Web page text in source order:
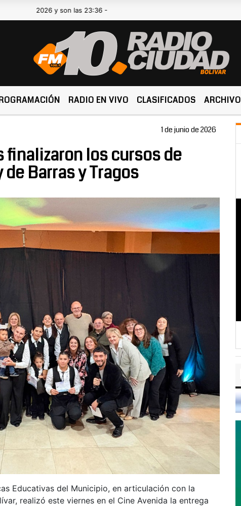
y son las 23:36 -
RADIO EN VIVO CLASIFICADOS ARCHIVO
1 de junio de 2026
finalizaron los cursos de
Barras y Tragos
Educativas del Municipio, en articulación con la
realizó este viernes en el Cine Avenida la entrega